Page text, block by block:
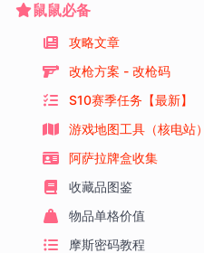
鼠鼠必备
攻略文章
改枪方案 - 改枪码
S10赛季任务【最新】
游戏地图工具（核电站）
阿萨拉牌盒收集
收藏品图鉴
物品单格价值
摩斯密码教程